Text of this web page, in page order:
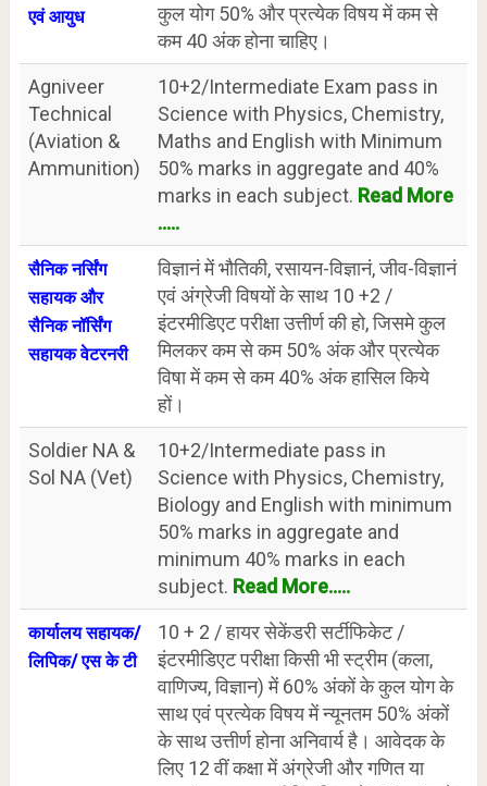
एवं आयुध
कुल योग 50% और प्रत्येक विषय में कम से
कम 40 अंक होना चाहिए।
Agniveer
Technical
(Aviation &
Ammunition)
10+2/Intermediate Exam pass in
Science with Physics, Chemistry,
Maths and English with Minimum
50% marks in aggregate and 40%
marks in each subject. Read More
.....
सैनिक नर्सिंग
सहायक और
सैनिक नॉर्सिंग
सहायक वेटरनरी
विज्ञानं में भौतिकी, रसायन-विज्ञानं, जीव-विज्ञानं
एवं अंग्रेजी विषयों के साथ 10 +2 /
इंटरमीडिएट परीक्षा उत्तीर्ण की हो, जिसमे कुल
मिलकर कम से कम 50% अंक और प्रत्येक
विषा में कम से कम 40% अंक हासिल किये
हों।
Soldier NA &
Sol NA (Vet)
10+2/Intermediate pass in
Science with Physics, Chemistry,
Biology and English with minimum
50% marks in aggregate and
minimum 40% marks in each
subject. Read More.....
कार्यालय सहायक/
लिपिक/ एस के टी
10 + 2 / हायर सेकेंडरी सर्टीफिकेट /
इंटरमीडिएट परीक्षा किसी भी स्ट्रीम (कला,
वाणिज्य, विज्ञान) में 60% अंकों के कुल योग के
साथ एवं प्रत्येक विषय में न्यूनतम 50% अंकों
के साथ उत्तीर्ण होना अनिवार्य है। आवेदक के
लिए 12 वीं कक्षा में अंग्रेजी और गणित या